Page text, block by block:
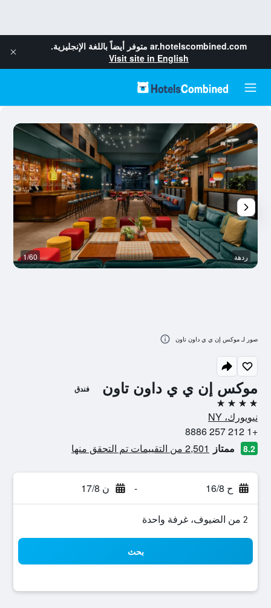
ar.hotelscombined.com متوفر أيضاً باللغة الإنجليزية.
Visit site in English
موكس إن ي ي داون تاون فندق
4 نجوم
نيويورك، NY
+1 212 257 8886
8.2 ممتاز 2,501 من التقييمات تم التحقق منها
ح 16/8 - ن 17/8
2 من الضيوف، غرفة واحدة
بحث
ردهة 1/60
صور لـ موكس إن ي ي داون تاون